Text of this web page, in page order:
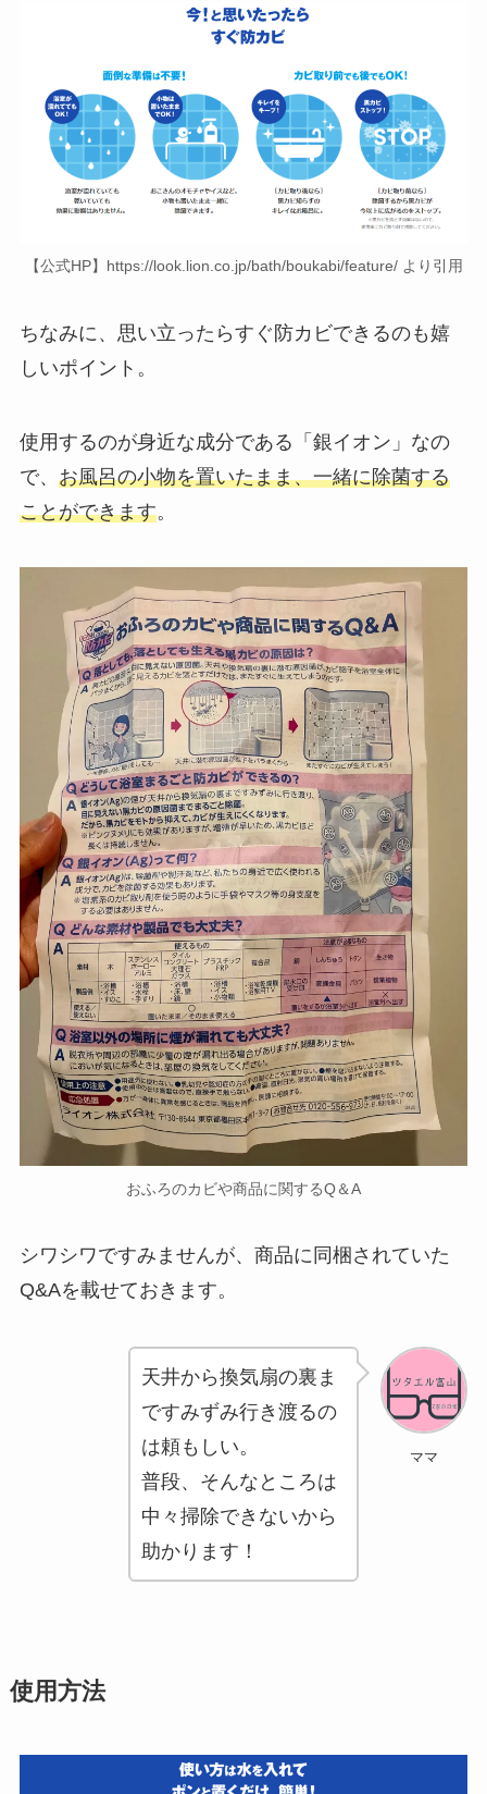
【公式HP】https://look.lion.co.jp/bath/boukabi/feature/ より引用
ちなみに、思い立ったらすぐ防カビできるのも嬉
しいポイント。
使用するのが身近な成分である「銀イオン」なの
で、 お風呂の小物を置いたまま、一緒に除菌する
ことができます。
おふろのカビや商品に関するQ＆A
シワシワですみませんが、商品に同梱されていた
Q&Aを載せておきます。
ママ
天井から換気扇の裏ま
ですみずみ行き渡るの
は頼もしい。
普段、そんなところは
中々掃除できないから
助かります！
使用方法